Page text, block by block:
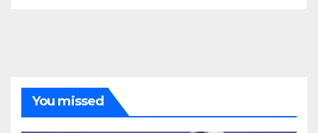
You missed